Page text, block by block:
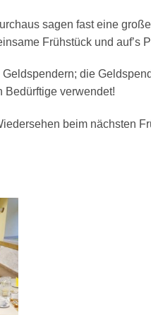
sagen fast eine
Frühstück und auf’s
die
Bedürftige verwendet!
beim nächsten